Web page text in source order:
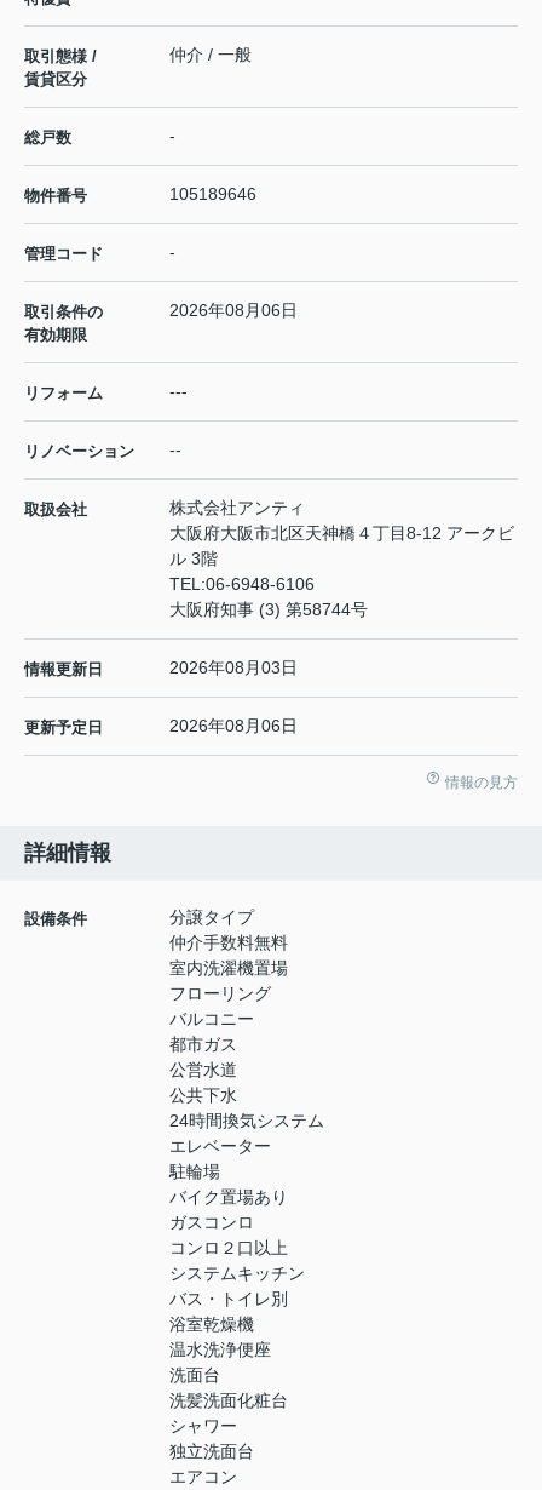
取引態様 /
賃貸区分
仲介 / 一般
総戸数 -
物件番号 105189646
管理コード -
取引条件の
有効期限
2026年08月06日
リフォーム ---
リノベーション --
取扱会社
株式会社アンティ
大阪府大阪市北区天神橋４丁目8-12 アークビ
ル 3階
TEL:06-6948-6106
大阪府知事 (3) 第58744号
情報更新日 2026年08月03日
更新予定日 2026年08月06日
情報の見方
詳細情報
設備条件
分譲タイプ
仲介手数料無料
室内洗濯機置場
フローリング
バルコニー
都市ガス
公営水道
公共下水
24時間換気システム
エレベーター
駐輪場
バイク置場あり
ガスコンロ
コンロ２口以上
システムキッチン
バス・トイレ別
浴室乾燥機
温水洗浄便座
洗面台
洗髪洗面化粧台
シャワー
独立洗面台
エアコン